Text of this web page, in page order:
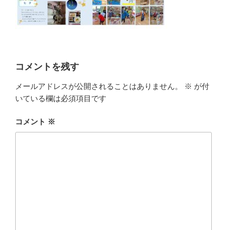
コメントを残す
メールアドレスが公開されることはありません。 ※ が付
いている欄は必須項目です
コメント ※